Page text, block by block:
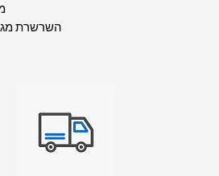
השרשרת מגיעה באורך